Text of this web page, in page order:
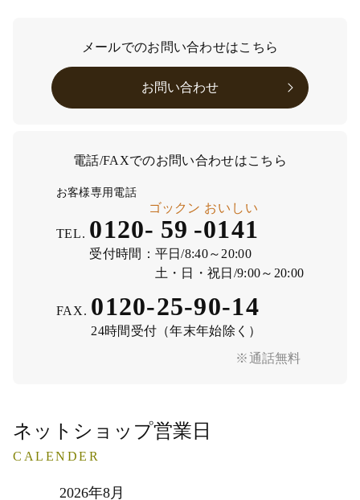
メールでのお問い合わせはこちら
お問い合わせ
電話/FAXでのお問い合わせはこちら
※通話無料
お客様専用電話
TEL. 0120- 59
ゴックン
-0141
おいしい
受付時間： 平日/8:40～20:00
土・日・祝日/9:00～20:00
FAX. 0120-25-90-14
24時間受付（年末年始除く）
ネットショップ営業日
CALENDER
2026年8月